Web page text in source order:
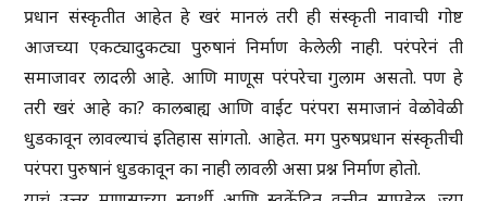
प्रधान संस्कृतीत आहेत हे खरं मानलं तरी ही संस्कृती नावाची गोष्ट
आजच्या एकट्यादुकट्या पुरुषानं निर्माण केलेली नाही. परंपरेनं ती
समाजावर लादली आहे. आणि माणूस परंपरेचा गुलाम असतो. पण हे
तरी खरं आहे का? कालबाह्य आणि वाईट परंपरा समाजानं वेळोवेळी
धुडकावून लावल्याचं इतिहास सांगतो. आहेत. मग पुरुषप्रधान संस्कृतीची
परंपरा पुरुषानं धुडकावून का नाही लावली असा प्रश्न निर्माण होतो.